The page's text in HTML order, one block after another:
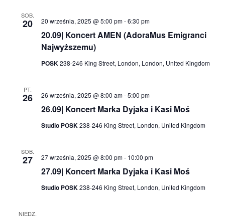
SOB.
20
20.09| Koncert AMEN (AdoraMus Emigranci
Najwyższemu)
20 września, 2025 @ 5:00 pm-6:30 pm
POSK238-246 King Street, London, London, United Kingdom
PT.
26
26.09| Koncert Marka Dyjaka i Kasi Moś
26 września, 2025 @ 8:00 am-5:00 pm
Studio POSK238-246 King Street, London, United Kingdom
SOB.
27
27.09| Koncert Marka Dyjaka i Kasi Moś
27 września, 2025 @ 8:00 pm- 10:00 pm
Studio POSK238-246 King Street, London, United Kingdom
NIEDZ.